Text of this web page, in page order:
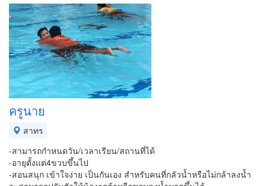
ครูนาย
สาทร
-สามารถกำหนดวัน/เวลาเรียน/สถานที่ได้
-อายุตั้งแต่4ขวบขึ้นไป
-สอนสนุก เข้าใจง่าย เป็นกันเอง สำหรับคนที่กลัวน้ำหรือไม่กล้าลงน้ำ